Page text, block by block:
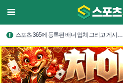
스포츠 365에 등록된 배너 업체 그리고 게시…